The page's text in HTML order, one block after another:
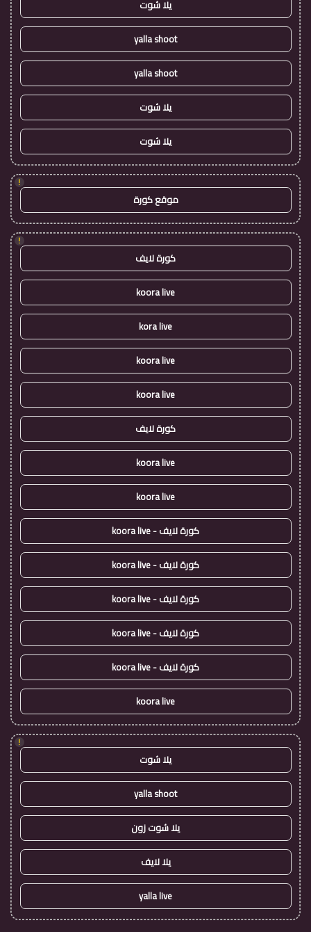
يلا شوت
yalla shoot
yalla shoot
يلا شوت
يلا شوت
!
موقع كورة
!
كورة لايف
koora live
kora live
koora live
koora live
كورة لايف
koora live
koora live
كورة لايف - koora live
كورة لايف - koora live
كورة لايف - koora live
كورة لايف - koora live
كورة لايف - koora live
koora live
!
يلا شوت
yalla shoot
يلا شوت زون
يلا لايف
yalla live